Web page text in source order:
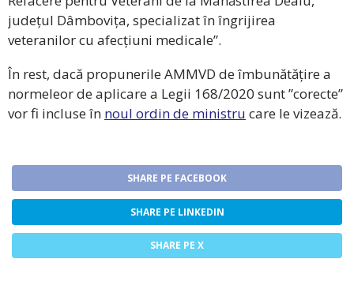
județul Dâmbovița, specializat în îngrijirea
veteranilor cu afecțiuni medicale”.
În rest, dacă propunerile AMMVD de îmbunătățire a
normeleor de aplicare a Legii 168/2020 sunt ”corecte”
vor fi incluse în noul ordin de ministru care le vizează.
SHARE PE FACEBOOK
SHARE PE LINKEDIN
SHARE PE X